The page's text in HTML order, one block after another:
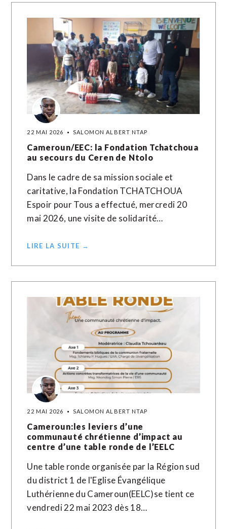
22 MAI 2026 SALOMON ALBERT NTAP
Cameroun/EEC: la Fondation Tchatchoua
au secours du Ceren de Ntolo
Dans le cadre de sa mission sociale et
caritative, la Fondation TCHATCHOUA
Espoir pour Tous a effectué, mercredi 20
mai 2026, une visite de solidarité…
LIRE LA SUITE →
22 MAI 2026 SALOMON ALBERT NTAP
Cameroun:les leviers d’une
communauté chrétienne d’impact au
centre d’une table ronde de l’EELC
Une table ronde organisée par la Région sud
du district 1 de l'Eglise Évangélique
Luthérienne du Cameroun(EELC)se tient ce
vendredi 22 mai 2023 dès 18…